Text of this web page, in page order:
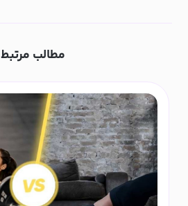
مطالب مرتبط